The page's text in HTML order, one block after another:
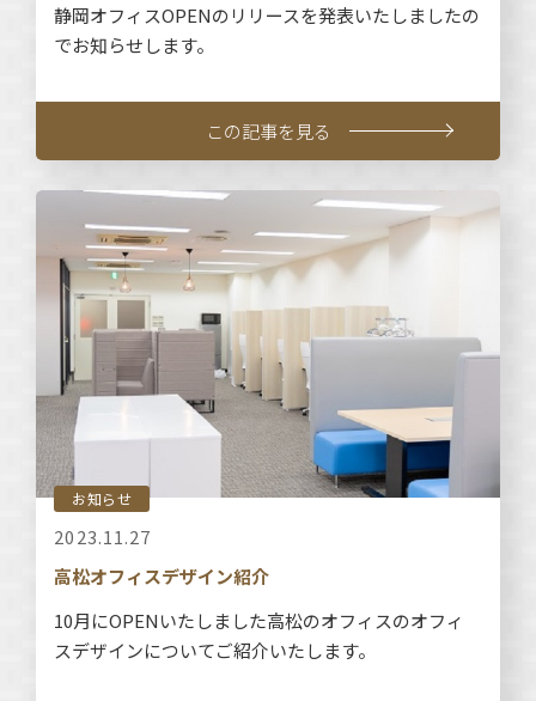
静岡オフィスOPENのリリースを発表いたしましたの
でお知らせします。
この記事を見る
お知らせ
2023.11.27
高松オフィスデザイン紹介
10月にOPENいたしました高松のオフィスのオフィ
スデザインについてご紹介いたします。